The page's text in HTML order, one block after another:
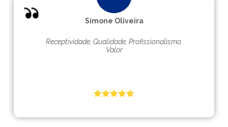
Simone Oliveira
Receptividade, Qualidade, Profissionalismo,
Valor